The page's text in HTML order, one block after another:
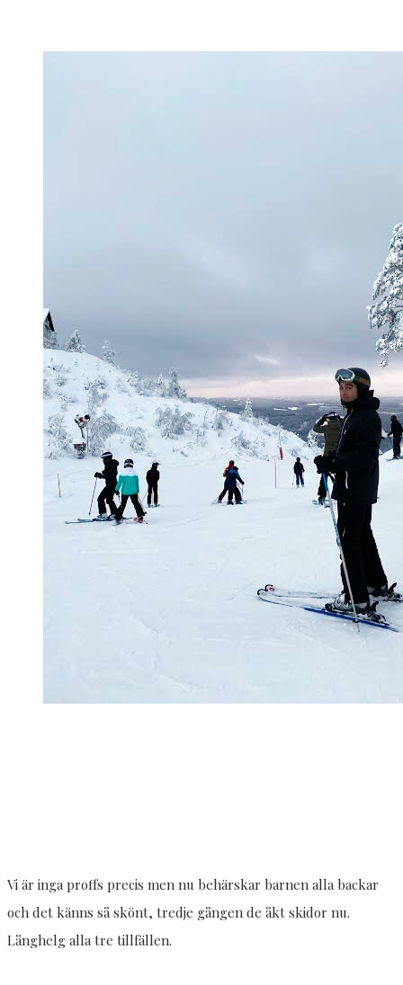
Vi är inga proffs precis men nu behärskar barnen alla backar
och det känns så skönt, tredje gången de åkt skidor nu.
Långhelg alla tre tillfällen.